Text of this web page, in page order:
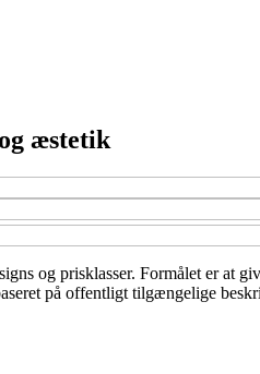
æstetik
og prisklasser. Formålet er at
på offentligt tilgængelige